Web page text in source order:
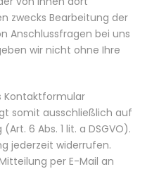
zwecks Bearbeitung der
Anschlussfragen bei uns
wir nicht ohne Ihre
Kontaktformular
somit ausschließlich auf
6 Abs. 1 lit. a DSGVO).
jederzeit widerrufen.
per E-Mail an